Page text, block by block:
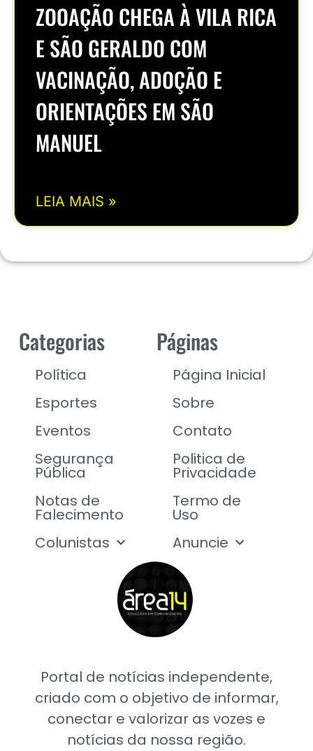
ZOOAÇÃO CHEGA À VILA RICA
E SÃO GERALDO COM
VACINAÇÃO, ADOÇÃO E
ORIENTAÇÕES EM SÃO
MANUEL
LEIA MAIS »
Portal de notícias independente,
criado com o objetivo de informar,
conectar e valorizar as vozes e
notícias da nossa região.
Categorias
Política
Esportes
Eventos
Segurança
Pública
Notas de
Falecimento
Colunistas
Páginas
Página Inicial
Sobre
Contato
Politica de
Privacidade
Termo de
Uso
Anuncie